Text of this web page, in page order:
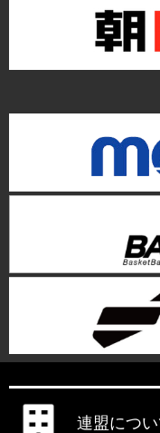
連盟につい